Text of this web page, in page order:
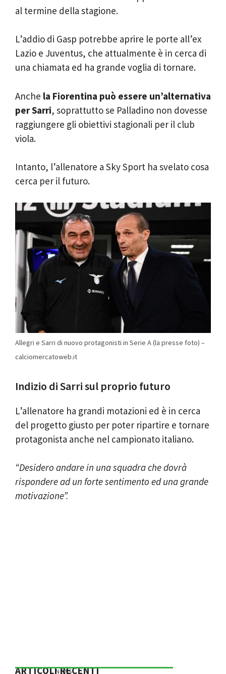
al termine della stagione.
L’addio di Gasp potrebbe aprire le porte all’ex
Lazio e Juventus, che attualmente è in cerca di
una chiamata ed ha grande voglia di tornare.
Anche la Fiorentina può essere un’alternativa
per Sarri, soprattutto se Palladino non dovesse
raggiungere gli obiettivi stagionali per il club
viola.
Intanto, l’allenatore a Sky Sport ha svelato cosa
cerca per il futuro.
Allegri e Sarri di nuovo protagonisti in Serie A (la presse foto) –
calciomercatoweb.it
Indizio di Sarri sul proprio futuro
L’allenatore ha grandi motazioni ed è in cerca
del progetto giusto per poter ripartire e tornare
protagonista anche nel campionato italiano.
“Desidero andare in una squadra che dovrà
rispondere ad un forte sentimento ed una grande
motivazione”.
ARTICOLI RECENTI
NEWS